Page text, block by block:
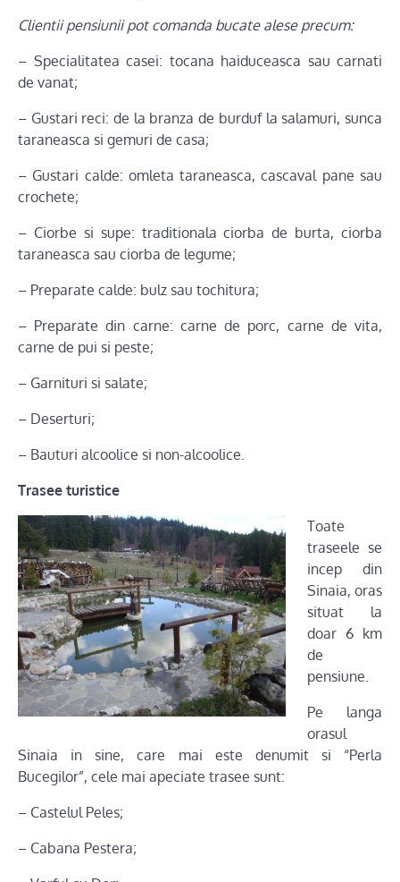
Clientii pensiunii pot comanda bucate alese precum:
– Specialitatea casei: tocana haiduceasca sau carnati
de vanat;
– Gustari reci: de la branza de burduf la salamuri, sunca
taraneasca si gemuri de casa;
– Gustari calde: omleta taraneasca, cascaval pane sau
crochete;
– Ciorbe si supe: traditionala ciorba de burta, ciorba
taraneasca sau ciorba de legume;
– Preparate calde: bulz sau tochitura;
– Preparate din carne: carne de porc, carne de vita,
carne de pui si peste;
– Garnituri si salate;
– Deserturi;
– Bauturi alcoolice si non-alcoolice.
Trasee turistice
Toate
traseele se
incep din
Sinaia, oras
situat la
doar 6 km
de
pensiune.
Pe langa
orasul
Sinaia in sine, care mai este denumit si “Perla
Bucegilor”, cele mai apeciate trasee sunt:
– Castelul Peles;
– Cabana Pestera;